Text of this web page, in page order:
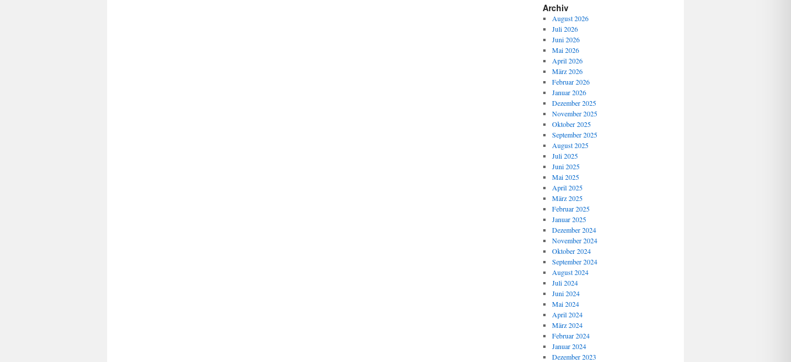
Archiv
August 2026
Juli 2026
Juni 2026
Mai 2026
April 2026
März 2026
Februar 2026
Januar 2026
Dezember 2025
November 2025
Oktober 2025
September 2025
August 2025
Juli 2025
Juni 2025
Mai 2025
April 2025
März 2025
Februar 2025
Januar 2025
Dezember 2024
November 2024
Oktober 2024
September 2024
August 2024
Juli 2024
Juni 2024
Mai 2024
April 2024
März 2024
Februar 2024
Januar 2024
Dezember 2023